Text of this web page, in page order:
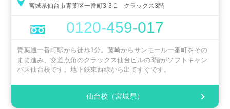
宮城県仙台市青葉区一番町3-3-1 クラックス3階
0120-459-017
青葉通一番町駅から徒歩1分。藤崎からサンモール一番町をその
まま進み、交差点角のクラックス仙台ビルの3階がソフトキャン
パス仙台校です。地下鉄東西線から出てすぐです。
仙台校（宮城県）